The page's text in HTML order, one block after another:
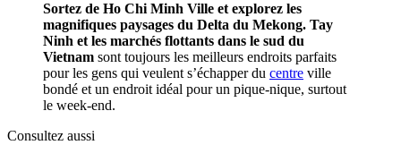
Sortez de Ho Chi Minh Ville et explorez les
magnifiques paysages du Delta du Mekong. Tay
Ninh et les marchés flottants dans le sud du
Vietnam sont toujours les meilleurs endroits parfaits
pour les gens qui veulent s’échapper du centre ville
bondé et un endroit idéal pour un pique-nique, surtout
le week-end.
Consultez aussi